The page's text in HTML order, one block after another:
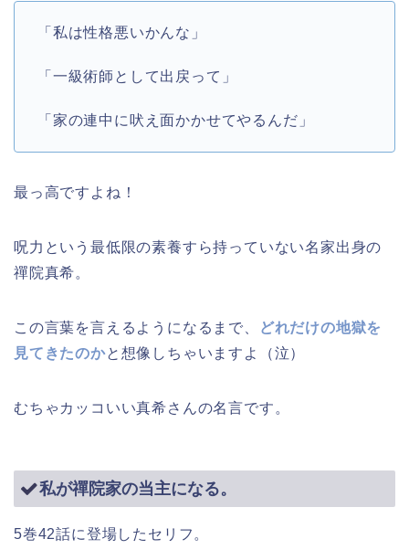
「私は性格悪いかんな」
「一級術師として出戻って」
「家の連中に吠え面かかせてやるんだ」
最っ高ですよね！
呪力という最低限の素養すら持っていない名家出身の
禪院真希。
この言葉を言えるようになるまで、
どれだけの地獄を
見てきたのかと想像しちゃいますよ（泣）
むちゃカッコいい真希さんの名言です。
私が禪院家の当主になる。
5巻42話に登場したセリフ。